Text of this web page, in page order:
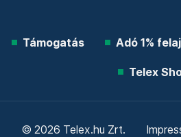
Támogatás Adó 1%
Telex
© 2026 Telex.hu Zrt.